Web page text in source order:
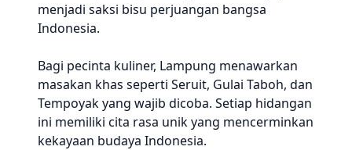
menjadi saksi bisu perjuangan bangsa
Indonesia.
Bagi pecinta kuliner, Lampung menawarkan
masakan khas seperti Seruit, Gulai Taboh, dan
Tempoyak yang wajib dicoba. Setiap hidangan
ini memiliki cita rasa unik yang mencerminkan
kekayaan budaya Indonesia.